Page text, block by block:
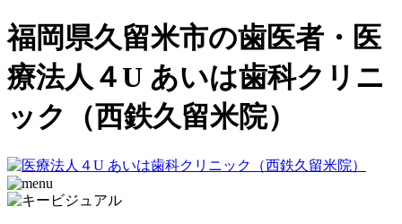
福岡県久留米市の歯医者・医
療法人４U あいは歯科クリニ
ック（西鉄久留米院）